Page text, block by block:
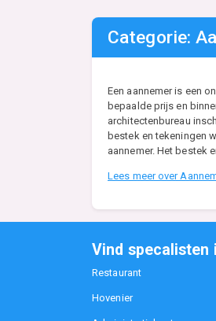
Categorie:
Een aannemer is een
bepaalde prijs en
architectenbureau
bestek en tekeningen
aannemer. Het bestek
Lees meer over
Vind specalisten
Restaurant
Hovenier